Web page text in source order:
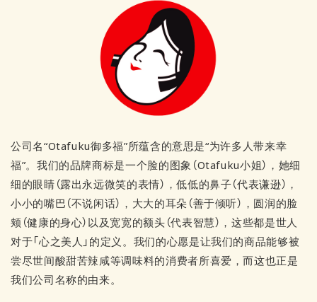
公司名“Otafuku御多福”所蕴含的意思是“为许多人带来幸
福”。我们的品牌商标是一个脸的图象（Otafuku小姐），她细
细的眼睛（露出永远微笑的表情），低低的鼻子（代表谦逊），
小小的嘴巴（不说闲话），大大的耳朵（善于倾听），圆润的脸
颊（健康的身心）以及宽宽的额头（代表智慧），这些都是世人
对于「心之美人」的定义。我们的心愿是让我们的商品能够被
尝尽世间酸甜苦辣咸等调味料的消费者所喜爱，而这也正是
我们公司名称的由来。